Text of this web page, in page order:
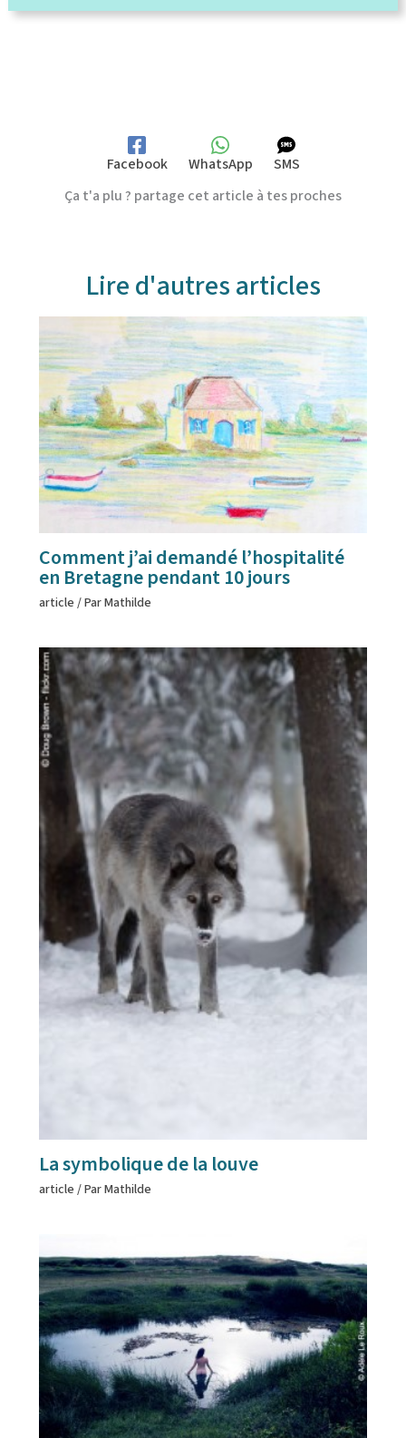
Facebook WhatsApp
SMS
Ça t'a plu ? partage cet article à tes proches
Lire d'autres articles
Comment j’ai demandé l’hospitalité
en Bretagne pendant 10 jours
article / ParMathilde
La symbolique de la louve
article / ParMathilde